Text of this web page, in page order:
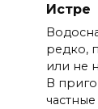
Истре
редко,
или не
В
частные